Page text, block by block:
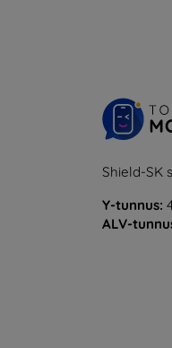
Shield-SK
Y-tunnus:
ALV-